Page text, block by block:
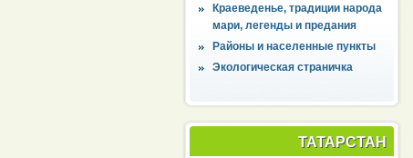
Краеведенье, традиции народа
мари, легенды и предания
Районы и населенные пункты
Экологическая страничка
ТАТАРСТАН